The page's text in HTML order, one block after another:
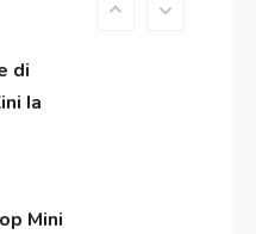
di
Ia
Mini